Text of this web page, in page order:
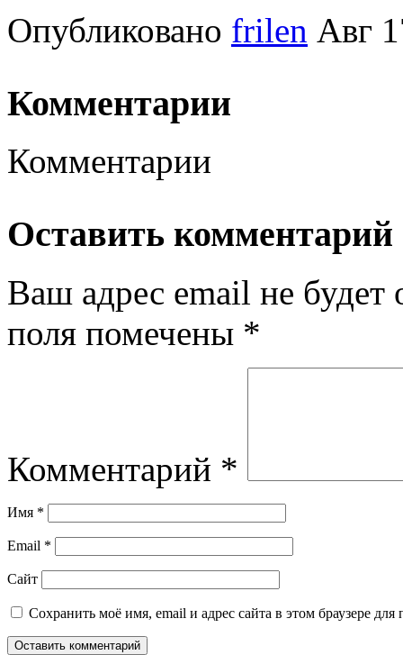
Опубликовано frilen Авг
Комментарии
Комментарии
Оставить комментарий
Ваш адрес email не будет
поля помечены *
Комментарий *
Имя *
Email *
Сайт
Сохранить моё имя, email и адрес сайта в этом браузере